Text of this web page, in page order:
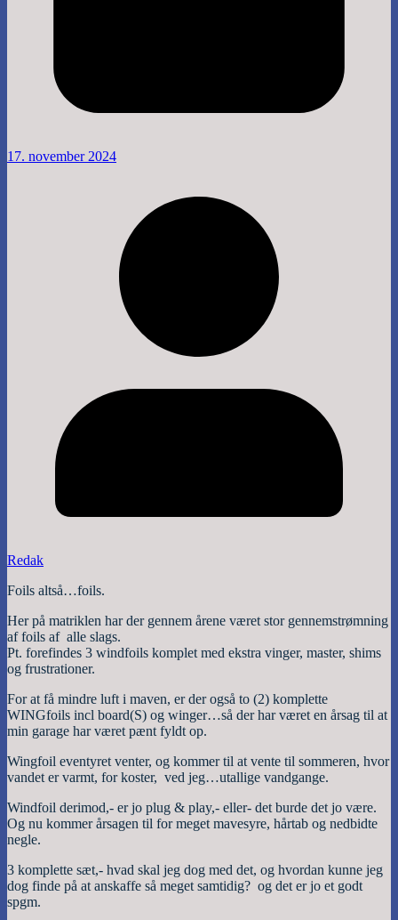
17. november 2024
Redak
Foils altså…foils.
Her på matriklen har der gennem årene været stor gennemstrømning
af foils af alle slags.
Pt. forefindes 3 windfoils komplet med ekstra vinger, master, shims
og frustrationer.
For at få mindre luft i maven, er der også to (2) komplette
WINGfoils incl board(S) og winger…så der har været en årsag til at
min garage har været pænt fyldt op.
Wingfoil eventyret venter, og kommer til at vente til sommeren, hvor
vandet er varmt, for koster, ved jeg…utallige vandgange.
Windfoil derimod,- er jo plug & play,- eller- det burde det jo være.
Og nu kommer årsagen til for meget mavesyre, hårtab og nedbidte
negle.
3 komplette sæt,- hvad skal jeg dog med det, og hvordan kunne jeg
dog finde på at anskaffe så meget samtidig? og det er jo et godt
spgm.